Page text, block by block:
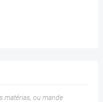
matérias, ou mande